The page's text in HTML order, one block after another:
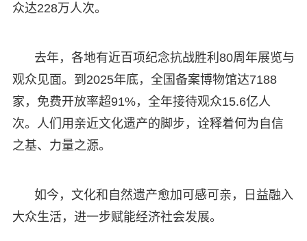
众达228万人次。
去年，各地有近百项纪念抗战胜利80周年展览与
观众见面。到2025年底，全国备案博物馆达7188
家，免费开放率超91%，全年接待观众15.6亿人
次。人们用亲近文化遗产的脚步，诠释着何为自信
之基、力量之源。
如今，文化和自然遗产愈加可感可亲，日益融入
大众生活，进一步赋能经济社会发展。